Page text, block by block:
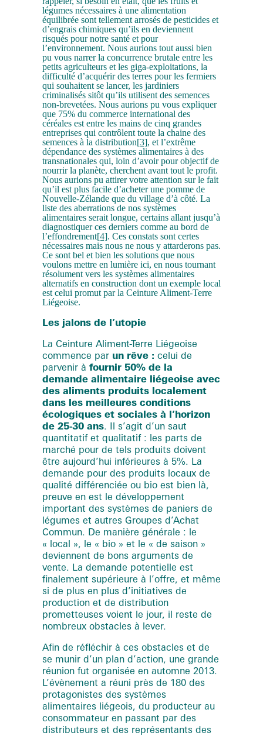
légumes nécessaires à une alimentation
équilibrée sont tellement arrosés de pesticides et
d’engrais chimiques qu’ils en deviennent
risqués pour notre santé et pour
l’environnement. Nous aurions tout aussi bien
pu vous narrer la concurrence brutale entre les
petits agriculteurs et les giga-exploitations, la
difficulté d’acquérir des terres pour les fermiers
qui souhaitent se lancer, les jardiniers
criminalisés sitôt qu’ils utilisent des semences
non-brevetées. Nous aurions pu vous expliquer
que 75% du commerce international des
céréales est entre les mains de cinq grandes
entreprises qui contrôlent toute la chaine des
semences à la distribution[3], et l’extrême
dépendance des systèmes alimentaires à des
transnationales qui, loin d’avoir pour objectif de
nourrir la planète, cherchent avant tout le profit.
Nous aurions pu attirer votre attention sur le fait
qu’il est plus facile d’acheter une pomme de
Nouvelle-Zélande que du village d’à côté. La
liste des aberrations de nos systèmes
alimentaires serait longue, certains allant jusqu’à
diagnostiquer ces derniers comme au bord de
l’effondrement[4]. Ces constats sont certes
nécessaires mais nous ne nous y attarderons pas.
Ce sont bel et bien les solutions que nous
voulons mettre en lumière ici, en nous tournant
résolument vers les systèmes alimentaires
alternatifs en construction dont un exemple local
est celui promut par la Ceinture Aliment-Terre
Liégeoise.
Les jalons de l’utopie
La Ceinture Aliment-Terre Liégeoise
commence par un rêve : celui de
parvenir à fournir 50% de la
demande alimentaire liégeoise avec
des aliments produits localement
dans les meilleures conditions
écologiques et sociales à l’horizon
de 25-30 ans. Il s’agit d’un saut
quantitatif et qualitatif : les parts de
marché pour de tels produits doivent
être aujourd’hui inférieures à 5%. La
demande pour des produits locaux de
qualité différenciée ou bio est bien là,
preuve en est le développement
important des systèmes de paniers de
légumes et autres Groupes d’Achat
Commun. De manière générale : le
« local », le « bio » et le « de saison »
deviennent de bons arguments de
vente. La demande potentielle est
finalement supérieure à l’offre, et même
si de plus en plus d’initiatives de
production et de distribution
prometteuses voient le jour, il reste de
nombreux obstacles à lever.
Afin de réfléchir à ces obstacles et de
se munir d’un plan d’action, une grande
réunion fut organisée en automne 2013.
L’évènement a réuni près de 180 des
protagonistes des systèmes
alimentaires liégeois, du producteur au
consommateur en passant par des
distributeurs et des représentants des